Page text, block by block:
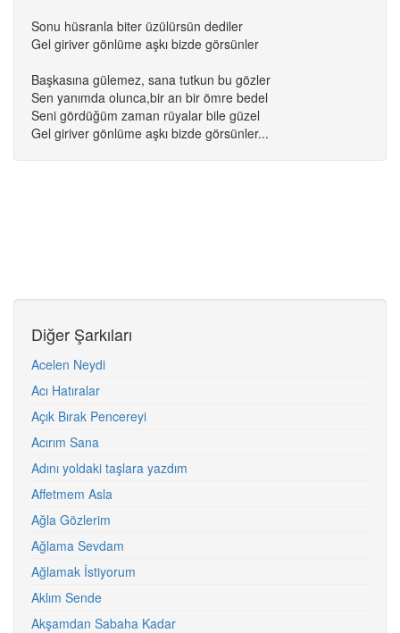
Sonu hüsranla biter üzülürsün dediler
Gel giriver gönlüme aşkı bizde görsünler
Başkasına gülemez, sana tutkun bu gözler
Sen yanımda olunca,bir an bir ömre bedel
Seni gördüğüm zaman rüyalar bile güzel
Gel giriver gönlüme aşkı bizde görsünler...
Diğer Şarkıları
Acelen Neydi
Acı Hatıralar
Açık Bırak Pencereyi
Acırım Sana
Adını yoldaki taşlara yazdım
Affetmem Asla
Ağla Gözlerim
Ağlama Sevdam
Ağlamak İstiyorum
Aklım Sende
Akşamdan Sabaha Kadar